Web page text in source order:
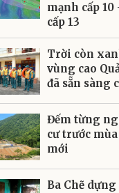
mạnh cấp 10
cấp 13
Trời còn
vùng cao
đã sẵn sàng
Đếm từng
cư trước
mới
Ba Chẽ dựng